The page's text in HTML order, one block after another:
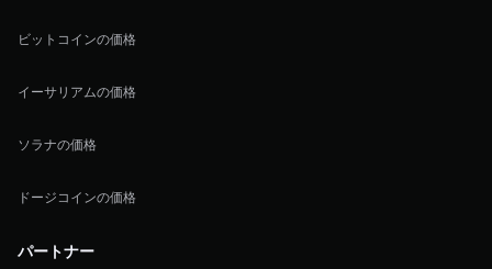
ビットコインの価格
イーサリアムの価格
ソラナの価格
ドージコインの価格
パートナー